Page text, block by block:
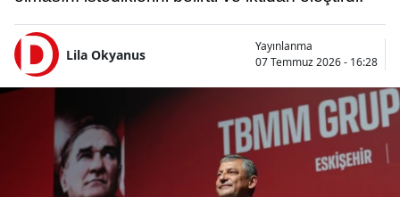
Lila Okyanus
Yayınlanma
07 Temmuz 2026 - 16:28